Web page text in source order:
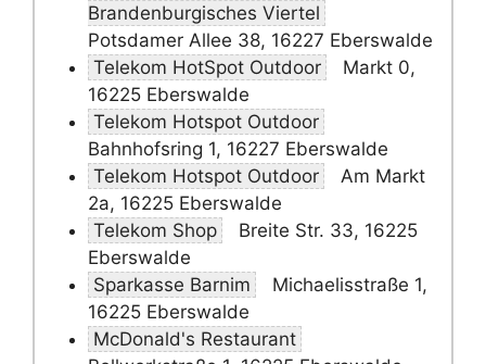
Brandenburgisches Viertel
Potsdamer Allee 38, 16227 Eberswalde
Telekom HotSpot Outdoor
Markt 0,
16225 Eberswalde
Telekom Hotspot Outdoor
Bahnhofsring 1, 16227 Eberswalde
Telekom Hotspot Outdoor
Am Markt
2a, 16225 Eberswalde
Telekom Shop
Breite Str. 33, 16225
Eberswalde
Sparkasse Barnim
Michaelisstraße 1,
16225 Eberswalde
McDonald's Restaurant